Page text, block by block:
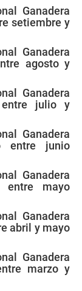
Ganadera
setiembre y
Ganadera
agosto y
Ganadera
entre julio y
Ganadera
entre junio
Ganadera
entre mayo
Ganadera
abril y mayo
Ganadera
marzo y